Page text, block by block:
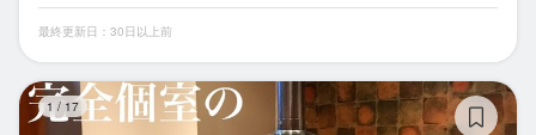
最終更新日：30日以上前
1 / 17